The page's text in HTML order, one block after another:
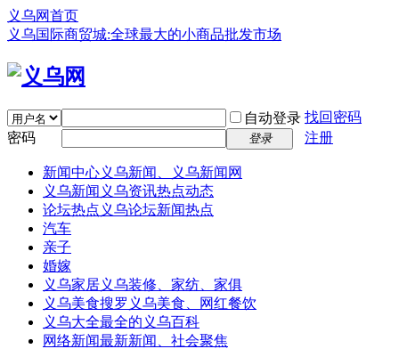
义乌网首页
义乌国际商贸城:全球最大的小商品批发市场
自动登录 找回密码
密码
登录 注册
新闻中心义乌新闻、义乌新闻网
义乌新闻 义乌资讯热点动态
论坛热点 义乌论坛新闻热点
汽车
亲子
婚嫁
义乌家居义乌装修、家纺、家俱
义乌美食搜罗义乌美食、网红餐饮
义乌大全最全的义乌百科
网络新闻最新新闻、社会聚焦